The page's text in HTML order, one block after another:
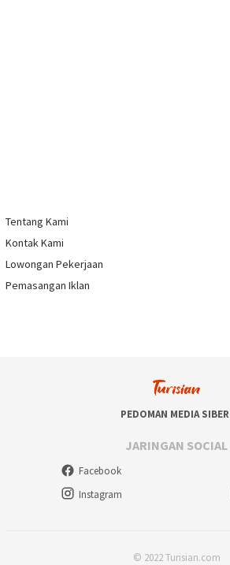
Tentang Kami
Kontak Kami
Lowongan Pekerjaan
Pemasangan Iklan
PEDOMAN MEDIA SIBER
JARINGAN SOCIAL
Facebook
Instagram
© 2022 Turisian.com